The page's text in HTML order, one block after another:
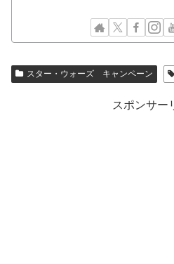
スター・ウォーズ キャンペーン
スポンサー